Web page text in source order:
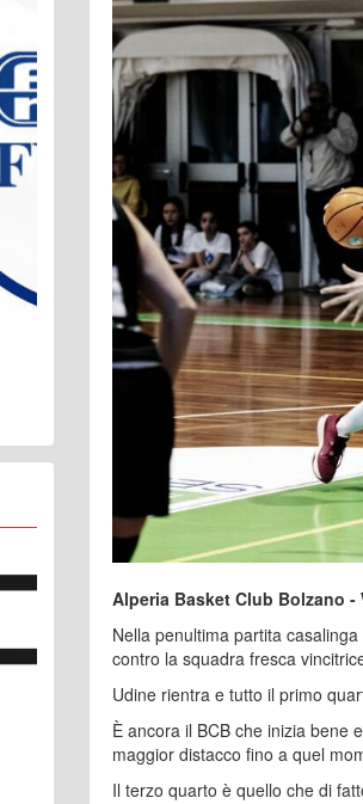
Alperia Basket Club Bolzano -
Nella penultima partita
contro la squadra fresca
Udine rientra e tutto il primo
È ancora il BCB che inizia bene
maggior distacco fino a quel
Il terzo quarto è quello che di